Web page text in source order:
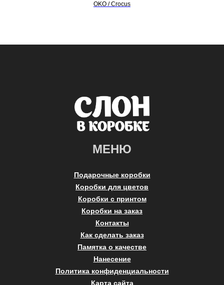
OKO / Crocus
МЕНЮ
Подарочные коробки
Коробки для цветов
Коробки с принтом
Коробки на заказ
Контакты
Как сделать заказ
Памятка о качестве
Нанесение
Политика конфиденциальности
Карта сайта